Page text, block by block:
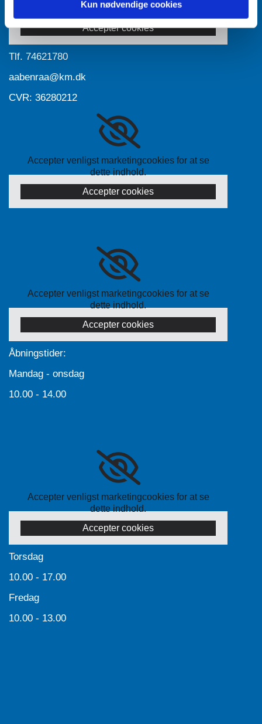
Kun nødvendige cookies
dette indhold.
Accepter cookies
Tlf. 74621780
aabenraa@km.dk
CVR: 36280212
Accepter venligst marketingcookies for at se
dette indhold.
Accepter cookies
Accepter venligst marketingcookies for at se
dette indhold.
Accepter cookies
Åbningstider:
Mandag - onsdag
10.00 - 14.00
Accepter venligst marketingcookies for at se
dette indhold.
Accepter cookies
Torsdag
10.00 - 17.00
Fredag
10.00 - 13.00